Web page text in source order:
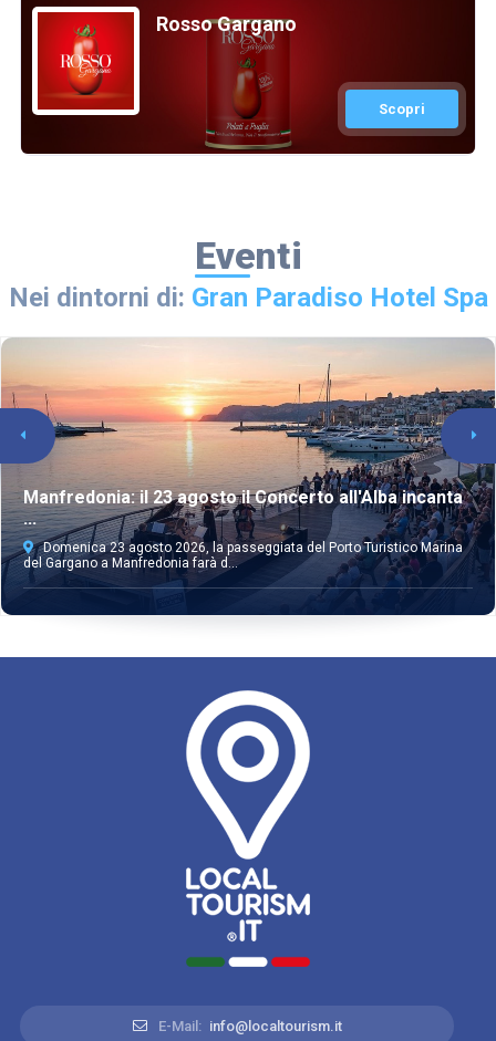
Rosso Gargano
Scopri
Eventi
Nei dintorni di: Gran Paradiso Hotel Spa
Manfredonia: il 23 agosto il Concerto all'Alba incanta
...
Domenica 23 agosto 2026, la passeggiata del Porto Turistico Marina
del Gargano a Manfredonia farà d...
E-Mail: info@localtourism.it